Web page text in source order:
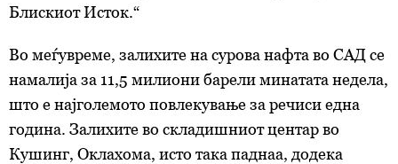
Блискиот Исток.“
Во меѓувреме, залихите на сурова нафта во САД се
намалија за 11,5 милиони барели минатата недела,
што е најголемото повлекување за речиси една
година. Залихите во складишниот центар во
Кушинг, Оклахома, исто така паднаа, додека